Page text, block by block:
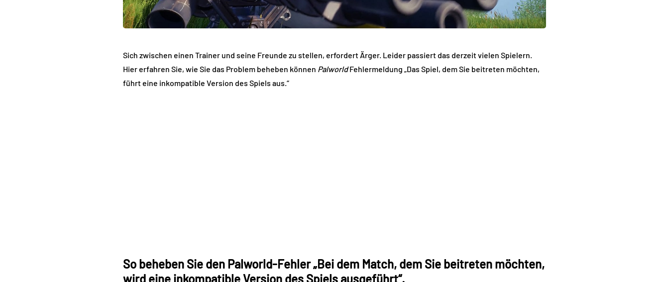
Sich zwischen einen Trainer und seine Freunde zu stellen, erfordert Ärger. Leider passiert das derzeit vielen Spielern.
Hier erfahren Sie, wie Sie das Problem beheben können PalworldFehlermeldung „Das Spiel, dem Sie beitreten möchten,
führt eine inkompatible Version des Spiels aus.“
So beheben Sie den Palworld-Fehler „Bei dem Match, dem Sie beitreten möchten,
wird eine inkompatible Version des Spiels ausgeführt“.